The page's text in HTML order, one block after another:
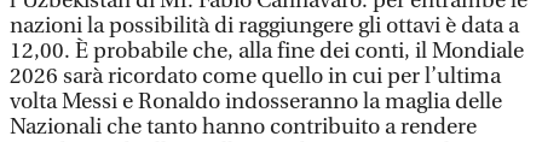
nazioni la possibilità di raggiungere gli ottavi è data a
12,00. È probabile che, alla fine dei conti, il Mondiale
2026 sarà ricordato come quello in cui per l’ultima
volta Messi e Ronaldo indosseranno la maglia delle
Nazionali che tanto hanno contribuito a rendere